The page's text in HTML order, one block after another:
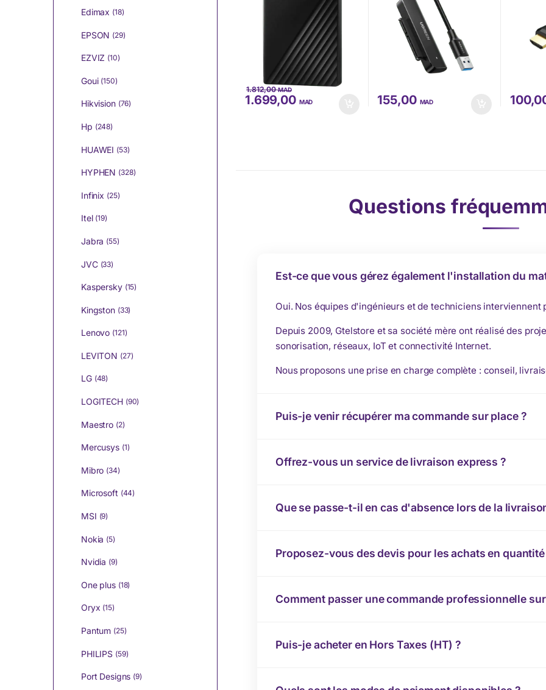
1.699,00 MAD
1.812,00MAD
155,00 MAD
Questions
Est-ce que vous gérez également l'installation du
Oui. Nos équipes d'ingénieurs et de techniciens interviennent
Depuis 2009, Gtelstore et sa société mère ont réalisé des
sonorisation, réseaux, IoT et connectivité Internet.
Nous proposons une prise en charge complète : conseil,
Puis-je venir récupérer ma commande sur place ?
Offrez-vous un service de livraison express ?
Que se passe-t-il en cas d'absence lors de la
Proposez-vous des devis pour les achats en quantité
Comment passer une commande professionnelle
Puis-je acheter en Hors Taxes (HT) ?
Edimax (18)
EPSON (29)
EZVIZ (10)
Goui (150)
Hikvision (76)
Hp (248)
HUAWEI (53)
HYPHEN (328)
Infinix (25)
Itel (19)
Jabra (55)
JVC (33)
Kaspersky (15)
Kingston (33)
Lenovo (121)
LEVITON (27)
LG (48)
LOGITECH (90)
Maestro (2)
Mercusys (1)
Mibro (34)
Microsoft (44)
MSI (9)
Nokia (5)
Nvidia (9)
One plus (18)
Oryx (15)
Pantum (25)
PHILIPS (59)
Port Designs (9)